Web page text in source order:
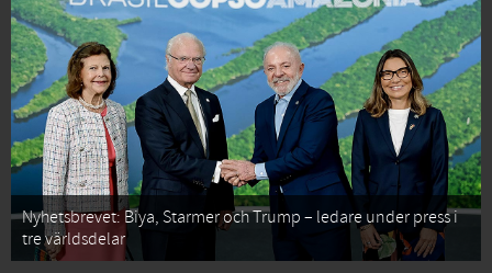
Nyhetsbrevet: Biya, Starmer och Trump – ledare under press i
tre världsdelar